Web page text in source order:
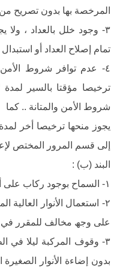
المرخصة بھا بدون تصریح من
٣- وجود خلل بالعداد ، ولا
تمام إصلاح العداد أو
٤- عدم توافر شروط الأمن
ترخیصا مؤقتا بالسیر لمدة
شروط الأمن والمتانة .. كما
یجوز منحھا ترخیصا أخر
إلى قسم المرور المختص
البند (ب) :
١- السماح بوجود ركاب على أجزاء المركبة من الخارج
٢- استعمال الأنوار العالیة
على وجھ مخالف للمقرر في
٣- وقوف المركبة لیلا في
بدون إضاءة الأنوار الصغیرة